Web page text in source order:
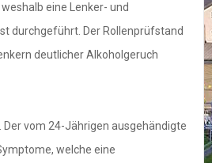
eine Lenker- und
durchgeführt. Der Rollenprüfstand
deutlicher Alkoholgeruch
Der vom 24-Jährigen ausgehändigte
welche eine